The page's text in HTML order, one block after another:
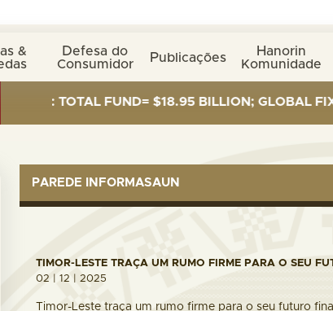
Defesa do
Consumidor Publicações Hanorin
Komunidade
TOTAL FUND= $18.95 BILLION; GLOBAL FIXED
PAREDE INFORMASAUN
TIMOR-LESTE TRAÇA UM RUMO FIRME PARA O SEU
02 | 12 | 2025
Timor-Leste traça um rumo firme para o seu futuro